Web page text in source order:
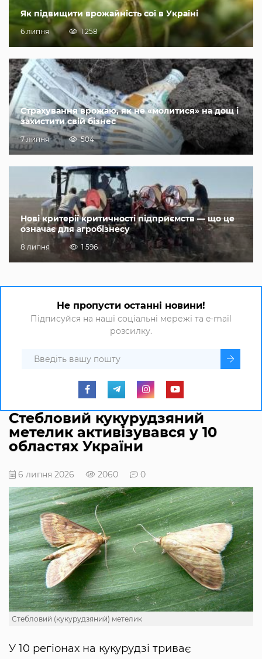
Як підвищити врожайність сої в Україні
6 липня 1 258
Страхування врожаю, як не «молитися» на дощ і
захистити свій бізнес
7 липня 504
Нові критерії критичності підприємств — що це
означає для агробізнесу
8 липня 1 596
Не пропусти останні новини!
Підписуйся на наші соціальні мережі та e-mail
розсилку.
Стебловий кукурудзяний
метелик активізувався у 10
областях України
6 липня 2026 2060 0
Стебловий (кукурудзяний) метелик
У 10 регіонах на кукурудзі триває